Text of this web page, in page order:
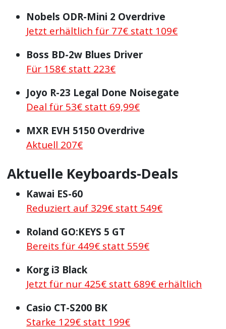
Nobels ODR-Mini 2 Overdrive
Jetzt erhältlich für 77€ statt 109€
Boss BD-2w Blues Driver
Für 158€ statt 223€
Joyo R-23 Legal Done Noisegate
Deal für 53€ statt 69,99€
MXR EVH 5150 Overdrive
Aktuell 207€
Aktuelle Keyboards-Deals
Kawai ES-60
Reduziert auf 329€ statt 549€
Roland GO:KEYS 5 GT
Bereits für 449€ statt 559€
Korg i3 Black
Jetzt für nur 425€ statt 689€ erhältlich
Casio CT-S200 BK
Starke 129€ statt 199€